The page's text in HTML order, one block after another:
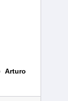
Arturo